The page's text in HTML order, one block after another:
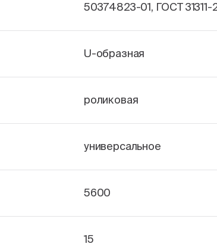
50374823-01, ГОСТ 31311-
U-образная
роликовая
универсальное
5600
15